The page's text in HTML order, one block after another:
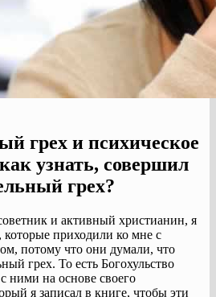
грех и психическое
узнать, совершил
грех?
и активный христианин, я
которые приходили ко мне с
потому что они думали, что
грех. То есть Богохульство
ними на основе своего
я записал в книге, чтобы эти